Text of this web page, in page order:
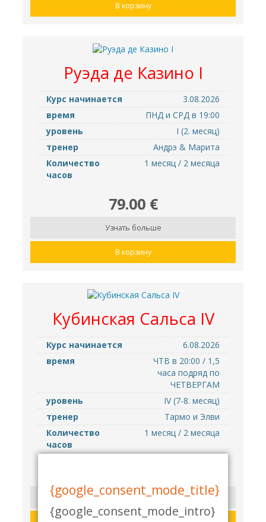
В корзину
Руэда де Казино I
Курс начинается
3.08.2026
время
ПНД и СРД в 19:00
уровень
I (2. месяц)
тренер
Андрэ & Марита
Количество
часов
1 месяц / 2 месяца
79.00 €
Узнать больше
В корзину
Кубинская Cальса IV
Курс начинается
6.08.2026
время
ЧТВ в 20:00 / 1,5
часа подряд по
ЧЕТВЕРГАМ
уровень
IV (7-8. месяц)
тренер
Тармо и Элви
Количество
часов
1 месяц / 2 месяца
Узнать больше
{google_consent_mode_title}
{google_consent_mode_intro}